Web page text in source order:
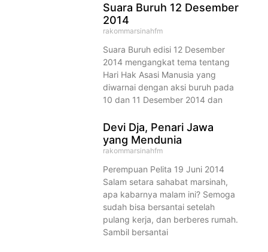
Suara Buruh 12 Desember
2014
rakommarsinahfm
Suara Buruh edisi 12 Desember
2014 mengangkat tema tentang
Hari Hak Asasi Manusia yang
diwarnai dengan aksi buruh pada
10 dan 11 Desember 2014 dan
Devi Dja, Penari Jawa
yang Mendunia
rakommarsinahfm
Perempuan Pelita 19 Juni 2014
Salam setara sahabat marsinah,
apa kabarnya malam ini? Semoga
sudah bisa bersantai setelah
pulang kerja, dan berberes rumah.
Sambil bersantai